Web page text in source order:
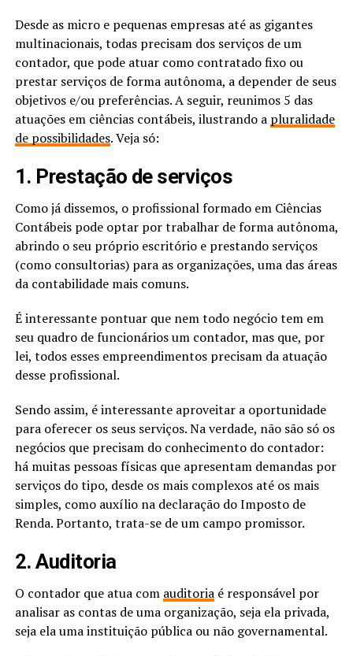
Desde as micro e pequenas empresas até as gigantes
multinacionais, todas precisam dos serviços de um
contador, que pode atuar como contratado fixo ou
prestar serviços de forma autônoma, a depender de seus
objetivos e/ou preferências. A seguir, reunimos 5 das
atuações em ciências contábeis, ilustrando a pluralidade
de possibilidades. Veja só:
1. Prestação de serviços
Como já dissemos, o profissional formado em Ciências
Contábeis pode optar por trabalhar de forma autônoma,
abrindo o seu próprio escritório e prestando serviços
(como consultorias) para as organizações, uma das áreas
da contabilidade mais comuns.
É interessante pontuar que nem todo negócio tem em
seu quadro de funcionários um contador, mas que, por
lei, todos esses empreendimentos precisam da atuação
desse profissional.
Sendo assim, é interessante aproveitar a oportunidade
para oferecer os seus serviços. Na verdade, não são só os
negócios que precisam do conhecimento do contador:
há muitas pessoas físicas que apresentam demandas por
serviços do tipo, desde os mais complexos até os mais
simples, como auxílio na declaração do Imposto de
Renda. Portanto, trata-se de um campo promissor.
2. Auditoria
O contador que atua com auditoriaé responsável por
analisar as contas de uma organização, seja ela privada,
seja ela uma instituição pública ou não governamental.